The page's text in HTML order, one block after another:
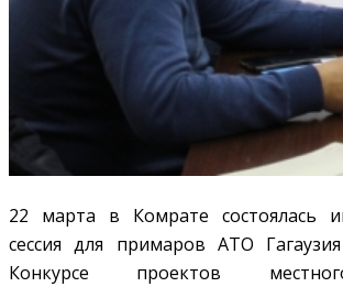
22 марта в Комрате состоялась
сессия для примаров АТО
Конкурсе проектов